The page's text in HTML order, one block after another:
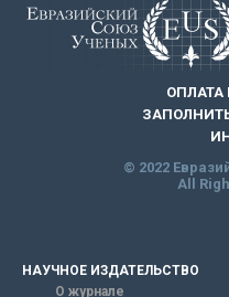
© 2022
All
НАУЧНОЕ ИЗДАТЕЛЬСТВО
О журнале